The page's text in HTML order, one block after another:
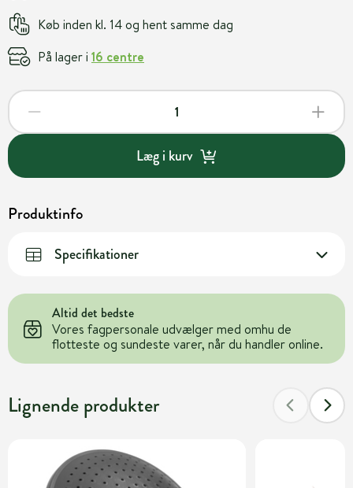
Køb inden kl. 14 og hent samme dag
På lager i 16 centre
Læg i kurv
Produktinfo
Specifikationer
Altid det bedste
Vores fagpersonale udvælger med omhu de
flotteste og sundeste varer, når du handler online.
Lignende produkter